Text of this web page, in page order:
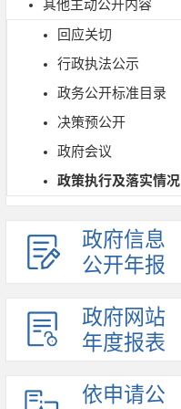
其他主动公开内容
回应关切
行政执法公示
政务公开标准目录
决策预公开
政府会议
政策执行及落实情况
政府信息
公开年报
政府网站
年度报表
依申请公